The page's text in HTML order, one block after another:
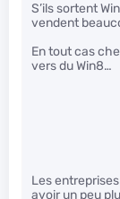
S’ils sortent
vendent
En tout cas
vers du Win8…
Les
avoir un peu